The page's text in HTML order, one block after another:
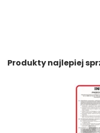
Produkty najlepiej